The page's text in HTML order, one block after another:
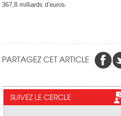
367,8 milliards d’euros.
PARTAGEZ CET ARTICLE
SUIVEZ LE CERCLE